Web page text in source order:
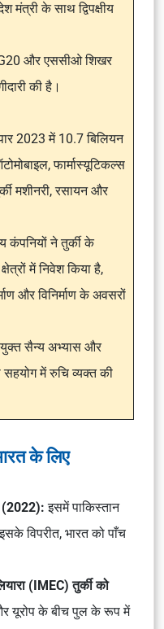
मंत्री के साथ द्विपक्षीय
G20 और एससीओ शिखर
की है।
2023 में 10.7 बिलियन
फार्मास्यूटिकल्स
मशीनरी, रसायन और
कंपनियों ने तुर्की के
में निवेश किया है,
और विनिर्माण के अवसरों
सैन्य अभ्यास और
सहयोग में रुचि व्यक्त की
के लिए
(2022):इसमें पाकिस्तान
विपरीत, भारत को पाँच
(IMEC) तुर्की को
यूरोप के बीच पुल के रूप में